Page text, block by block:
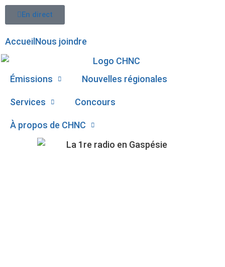
En direct
Accueil Nous joindre
Émissions Nouvelles régionales
Services Concours
À propos de CHNC